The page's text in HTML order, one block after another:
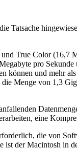
Tatsache
True Color (16,7
pro
können und mehr
Menge von 1,3
eine
die von
der Macintosh in